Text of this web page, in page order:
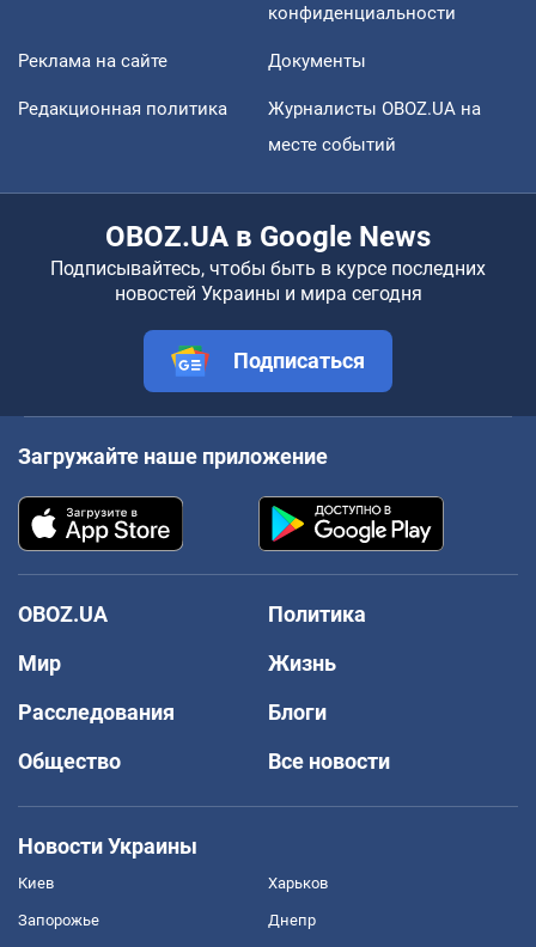
конфиденциальности
Реклама на сайте Документы
Редакционная политика
Журналисты OBOZ.UA на
месте событий
OBOZ.UA в Google News
Подписывайтесь, чтобы быть в курсе последних
новостей Украины и мира сегодня
Подписаться
Загружайте наше приложение
OBOZ.UA
Политика
Мир
Жизнь
Расследования
Блоги
Общество
Все новости
Новости Украины
Киев Харьков
Запорожье Днепр